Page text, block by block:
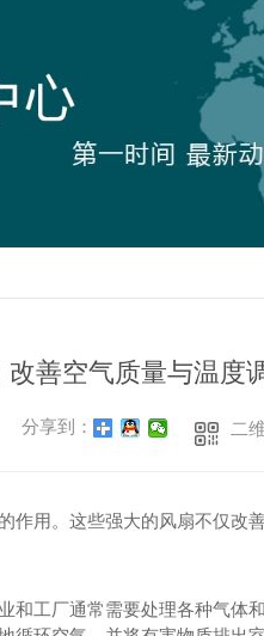
善空气质量与温度
分享到： 二
作用。这些强大的风扇不仅改
和工厂通常需要处理各种气体